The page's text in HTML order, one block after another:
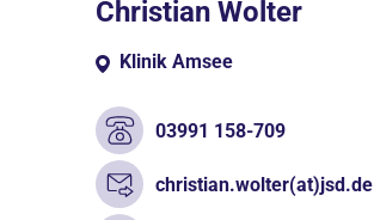
Christian Wolter
Klinik Amsee
03991 158-709
christian.wolter(at)jsd.de